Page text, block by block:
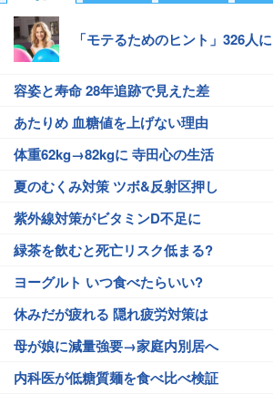
「モテるためのヒント」326人に
容姿と寿命 28年追跡で見えた差
あたりめ 血糖値を上げない理由
体重62kg→82kgに 寺田心の生活
夏のむくみ対策 ツボ&反射区押し
紫外線対策がビタミンD不足に
緑茶を飲むと死亡リスク低まる?
ヨーグルト いつ食べたらいい?
休みだが疲れる 隠れ疲労対策は
母が娘に減量強要→家庭内別居へ
内科医が低糖質麺を食べ比べ検証